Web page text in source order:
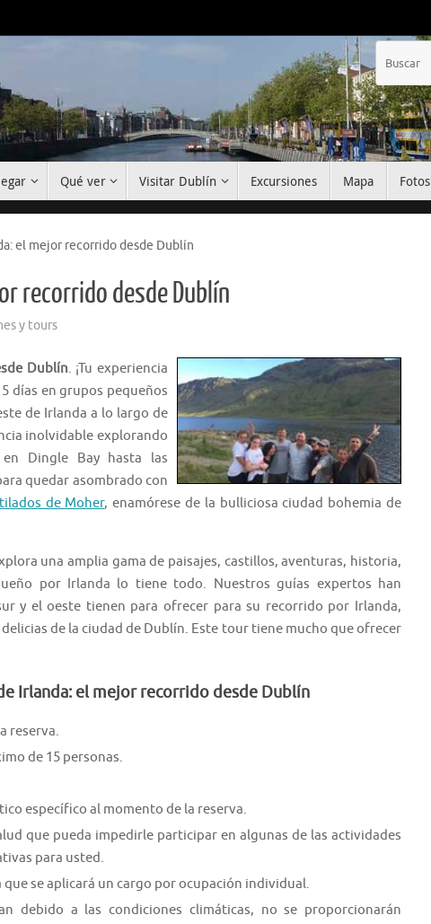
Qué ver Visitar Dublín Excursiones Mapa Fotos
el mejor recorrido desde Dublín
recorrido desde Dublín
y tours
Dublín. ¡Tu experiencia
días en grupos pequeños
de Irlanda a lo largo de
inolvidable explorando
Dingle Bay hasta las
quedar asombrado con
de Moher, enamórese de la bulliciosa ciudad bohemia de
una amplia gama de paisajes, castillos, aventuras, historia,
por Irlanda lo tiene todo. Nuestros guías expertos han
y el oeste tienen para ofrecer para su recorrido por Irlanda,
de la ciudad de Dublín. Este tour tiene mucho que ofrecer
Irlanda: el mejor recorrido desde Dublín
reserva.
de 15 personas.
específico al momento de la reserva.
que pueda impedirle participar en algunas de las actividades
para usted.
se aplicará un cargo por ocupación individual.
debido a las condiciones climáticas, no se proporcionarán